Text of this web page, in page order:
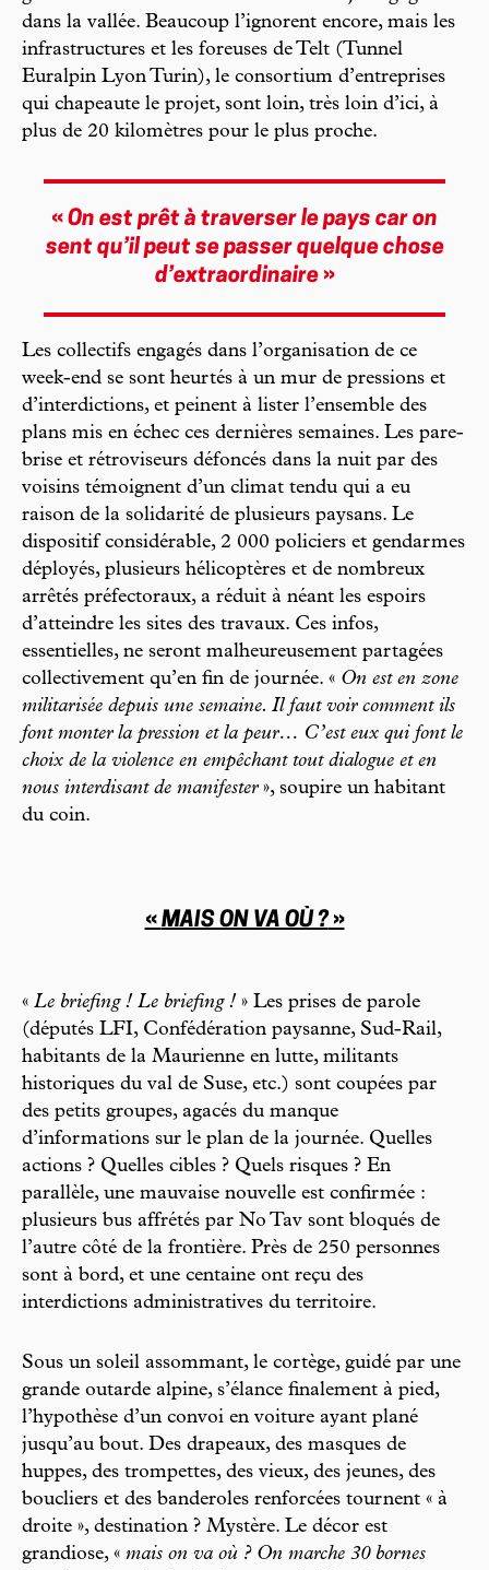
dans la vallée. Beaucoup l’ignorent encore, mais les
infrastructures et les foreuses de Telt (Tunnel
Euralpin Lyon Turin), le consortium d’entreprises
qui chapeaute le projet, sont loin, très loin d’ici, à
plus de 20 kilomètres pour le plus proche.
« On est prêt à traverser le pays car on
sent qu’il peut se passer quelque chose
d’extraordinaire»
Les collectifs engagés dans l’organisation de ce
week-end se sont heurtés à un mur de pressions et
d’interdictions, et peinent à lister l’ensemble des
plans mis en échec ces dernières semaines. Les pare-
brise et rétroviseurs défoncés dans la nuit par des
voisins témoignent d’un climat tendu qui a eu
raison de la solidarité de plusieurs paysans. Le
dispositif considérable, 2 000 policiers et gendarmes
déployés, plusieurs hélicoptères et de nombreux
arrêtés préfectoraux, a réduit à néant les espoirs
d’atteindre les sites des travaux. Ces infos,
essentielles, ne seront malheureusement partagées
collectivement qu’en fin de journée. « On est en zone
militarisée depuis une semaine. Il faut voir comment ils
font monter la pression et la peur… C’est eux qui font le
choix de la violence en empêchant tout dialogue et en
nous interdisant de manifester», soupire un habitant
du coin.
« MAIS ON VA OÙ ?»
« Le briefing ! Le briefing ! » Les prises de parole
(députés LFI, Confédération paysanne, Sud-Rail,
habitants de la Maurienne en lutte, militants
historiques du val de Suse, etc.) sont coupées par
des petits groupes, agacés du manque
d’informations sur le plan de la journée. Quelles
actions ? Quelles cibles ? Quels risques ? En
parallèle, une mauvaise nouvelle est confirmée :
plusieurs bus affrétés par No Tav sont bloqués de
l’autre côté de la frontière. Près de 250 personnes
sont à bord, et une centaine ont reçu des
interdictions administratives du territoire.
Sous un soleil assommant, le cortège, guidé par une
grande outarde alpine, s’élance finalement à pied,
l’hypothèse d’un convoi en voiture ayant plané
jusqu’au bout. Des drapeaux, des masques de
huppes, des trompettes, des vieux, des jeunes, des
boucliers et des banderoles renforcées tournent « à
droite », destination ? Mystère. Le décor est
grandiose, « mais on va où ? On marche 30 bornes